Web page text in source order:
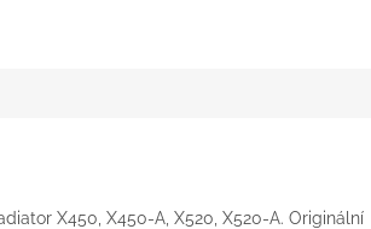
X450, X450-A, X520, X520-A. Originální